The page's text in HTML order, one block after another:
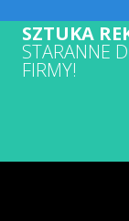
SZTUKA
STARANNE
FIRMY!